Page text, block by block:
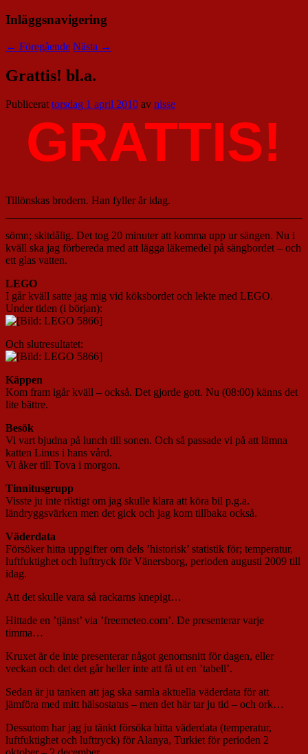
Inläggsnavigering
← Föregående Nästa →
Grattis! bl.a.
Publicerattorsdag 1 april 2010 av nisse
GRATTIS!
Tillönskas brodern. Han fyller år idag.
sömn; skitdålig. Det tog 20 minuter att komma upp ur sängen. Nu i
kväll ska jag förbereda med att lägga läkemedel på sängbordet – och
ett glas vatten.
LEGO
I går kväll satte jag mig vid köksbordet och lekte med LEGO.
Under tiden (i början):
Och slutresultatet:
Käppen
Kom fram igår kväll – också. Det gjorde gott. Nu (08:00) känns det
lite bättre.
Besök
Vi vart bjudna på lunch till sonen. Och så passade vi på att lämna
katten Linus i hans vård.
Vi åker till Tova i morgon.
Tinnitusgrupp
Visste ju inte riktigt om jag skulle klara att köra bil p.g.a.
ländryggsvärken men det gick och jag kom tillbaka också.
Väderdata
Försöker hitta uppgifter om dels ’historisk’ statistik för; temperatur,
luftfuktighet och lufttryck för Vänersborg, perioden augusti 2009 till
idag.
Att det skulle vara så rackarns knepigt…
Hittade en ’tjänst’ via ’freemeteo.com’. De presenterar varje
timma…
Kruxet är de inte presenterar något genomsnitt för dagen, eller
veckan och det det går heller inte att få ut en ’tabell’.
Sedan är ju tanken att jag ska samla aktuella väderdata för att
jämföra med mitt hälsostatus – men det här tar ju tid – och ork…
Dessutom har jag ju tänkt försöka hitta väderdata (temperatur,
luftfuktighet och lufttryck) för Alanya, Turkiet för perioden 2